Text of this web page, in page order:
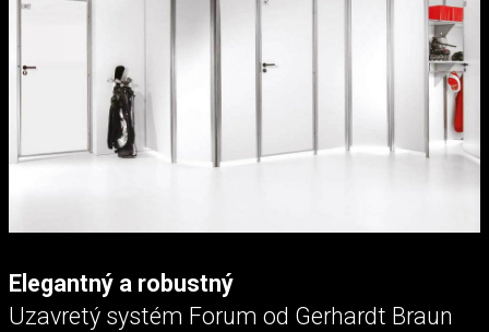
Elegantný a robustný
Uzavretý systém Forum od Gerhardt Braun